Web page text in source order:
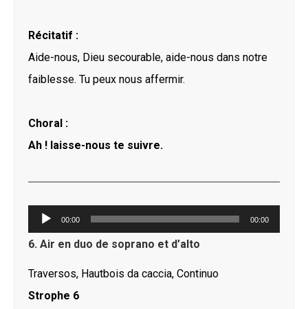
Récitatif :
Aide-nous, Dieu secourable, aide-nous dans notre
faiblesse. Tu peux nous affermir.
Choral :
Ah ! laisse-nous te suivre.
Lecteur
audio
00:00 00:00
6. Air en duo de soprano et d’alto
Traversos, Hautbois da caccia, Continuo
Strophe 6